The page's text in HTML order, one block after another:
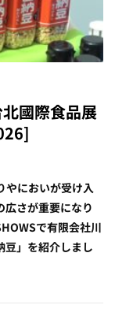
國際食品展
やにおいが受け入
広さが重要になり
で有限会社川
豆」を紹介しまし